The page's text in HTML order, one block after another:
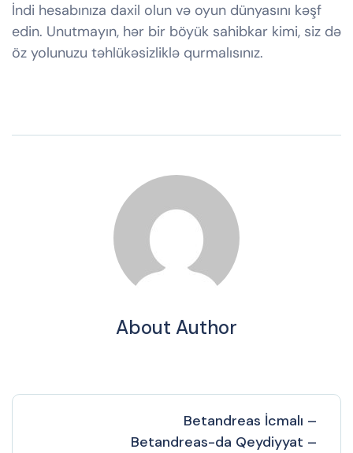
İndi hesabınıza daxil olun və oyun dünyasını kəşf
edin. Unutmayın, hər bir böyük sahibkar kimi, siz də
öz yolunuzu təhlükəsizliklə qurmalısınız.
About Author
Betandreas İcmalı –
Betandreas-da Qeydiyyat –